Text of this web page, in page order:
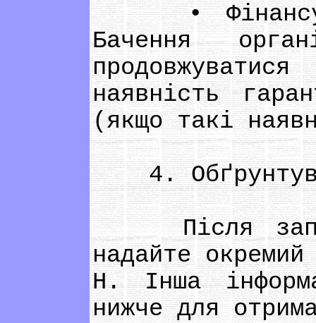
•
Бачення
наявність
(якщо такі
4.
Після
надайте
H. Інша
нижче для